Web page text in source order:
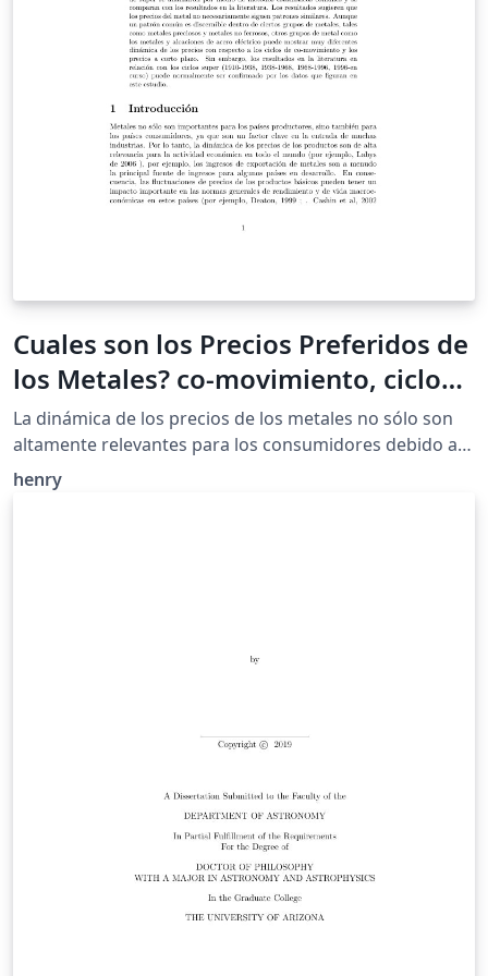
Cuales son los Precios Preferidos de
los Metales? co-movimiento, ciclos
de precios y las tendencias a largo
plazo, Anja Rossen.
La dinámica de los precios de los metales no sólo son
altamente relevantes para los consumidores debido a
sus amplios usos en diversas industrias, sino también
para una serie de países productores. Para estos
económica. Este estudio examina la dinámica de 20
comparación con los primeros estudios, que están
restringidos ya sea a la historia de los últimos 50-60
conjunto de datos es una gran ventaja. Co-movimiento,
a corto plazo los ciclos y los ciclos de súper se
analizaron por medio de métodos estadísticos
comunes y se comparan con los resultados en la
literatura. Los resultados sugieren que los precios del
henry